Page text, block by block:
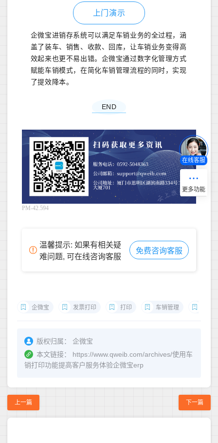
上门演示
企微宝进销存系统可以满足车销业务的全过程，涵
盖了装车、销售、收款、回库，让车销业务变得高
效起来也更不易出错。企微宝通过数字化管理方式
赋能车销模式，在简化车销管理流程的同时，实现
了提效降本。
END
PM-42.594
温馨提示: 如果有相关疑
难问题, 可在线咨询客服
免费咨询客服
企微宝 发票打印 打印 车销管理
版权归属：
企微宝
本文链接：
https://www.qweib.com/archives/使用车
销打印功能提高客户服务体验企微宝erp
上一篇 下一篇
在线客服